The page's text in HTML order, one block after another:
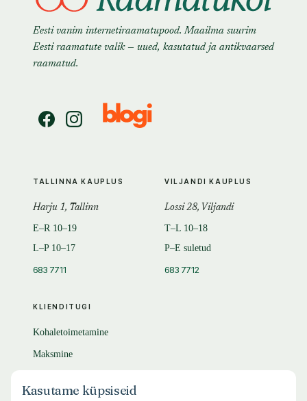
Eesti vanim internetiraamatupood. Maailma suurim
Eesti raamatute valik — uued, kasutatud ja antikvaarsed
raamatud.
KLIENDITUGI
Kohaletoimetamine
Maksmine
KKK
TALLINNA KAUPLUS
Harju 1, Tallinn
E–R 10–19
L–P 10–17
683 7711
VILJANDI KAUPLUS
Lossi 28, Viljandi
T–L 10–18
P–E suletud
683 7712
Kasutame küpsiseid